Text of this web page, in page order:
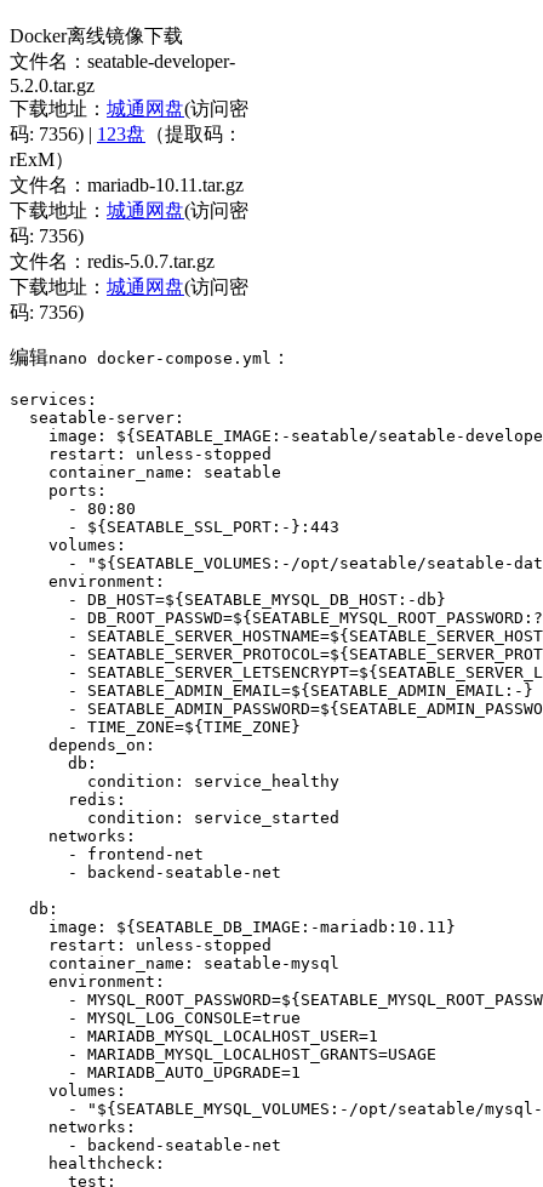
Docker离线镜像下载
文件名：seatable-developer-
5.2.0.tar.gz
下载地址： 城通网盘(访问密
码: 7356) | 123盘 （提取码：
rExM）
文件名：mariadb-10.11.tar.gz
下载地址： 城通网盘(访问密
码: 7356)
文件名：redis-5.0.7.tar.gz
下载地址： 城通网盘(访问密
码: 7356)
编辑nano docker-compose.yml ：
services :
  seatable-server
:
    image
: ${ SEATABLE_IMAGE:-seatable/seatable-
    restart
: unless-stopped
    container_name
: seatable
    ports
      - 80:80
      - $
{ SEATABLE_SSL_PORT:- } :443
    volumes
      -
"${SEATABLE_VOLUMES:-/opt/seatable/seatable-
    environment
      - DB_HOST=$
{ SEATABLE_MYSQL_DB_HOST:-db }
      - DB_ROOT_PASSWD=$
{
      - SEATABLE_SERVER_HOSTNAME=$
{
      - SEATABLE_SERVER_PROTOCOL=$
{
      - SEATABLE_SERVER_LETSENCRYPT=$
{
      - SEATABLE_ADMIN_EMAIL=$
{ SEATABLE_ADMIN_EMAIL:- }
      - SEATABLE_ADMIN_PASSWORD=$
{
      - TIME_ZONE=$
{ TIME_ZONE }
    depends_on
:
      db
:
        condition
: service_healthy
      redis
:
        condition
: service_started
    networks
      - frontend-net
  db
:
    image
: ${ SEATABLE_DB_IMAGE:-mariadb:10.11 }
    restart
: unless-stopped
    container_name
: seatable-mysql
    environment
      - MYSQL_ROOT_PASSWORD=$
{
      - MYSQL_LOG_CONSOLE=true
      - MARIADB_MYSQL_LOCALHOST_USER=1
      - MARIADB_MYSQL_LOCALHOST_GRANTS=USAGE
      - MARIADB_AUTO_UPGRADE=1
    volumes
      -
"${SEATABLE_MYSQL_VOLUMES:-/opt/seatable/
    networks
      - backend-seatable-net
    healthcheck
:
      test